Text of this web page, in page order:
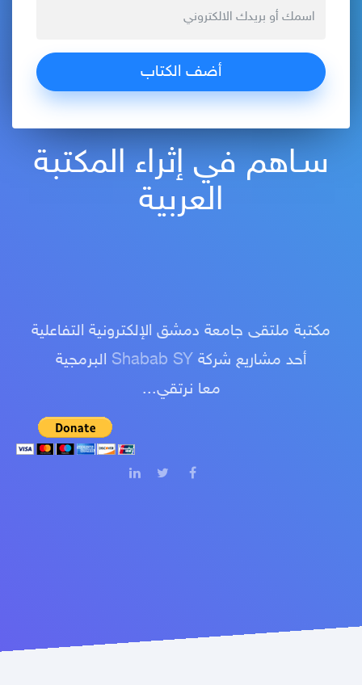
سـاهم في إثراء المكتبة
العربية
مكتبة ملتقى جامعة دمشق الإلكترونية التفاعلية
أحد مشاريع شركة Shabab SY البرمجية
معا نرتقي...